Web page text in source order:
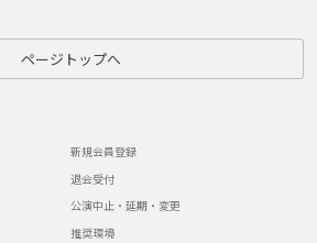
ページトップへ
新規会員登録
退会受付
公演中止・延期・変更
推奨環境